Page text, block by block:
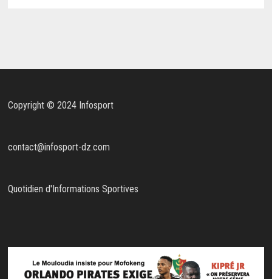
Copyright © 2024 Infosport
contact@infosport-dz.com
Quotidien d'Informations Sportives